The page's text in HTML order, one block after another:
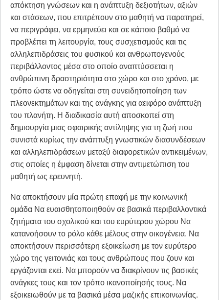
απόκτηση γνώσεων και η ανάπτυξη δεξιοτήτων, αξιών
και στάσεων, που επιτρέπουν στο μαθητή να παρατηρεί,
να περιγράφει, να ερμηνεύει και σε κάποιο βαθμό να
προβλέπει τη λειτουργία, τους συσχετισμούς και τις
αλληλεπιδράσεις του φυσικού και ανθρωπογενούς
περιβάλλοντος μέσα στο οποίο αναπτύσσεται η
ανθρώπινη δραστηριότητα στο χώρο και στο χρόνο, με
τρόπο ώστε να οδηγείται στη συνειδητοποίηση των
πλεονεκτημάτων και της ανάγκης για αειφόρο ανάπτυξη
του πλανήτη. Η διαδικασία αυ­τή αποσκοπεί στη
δημιουργία μιας σφαιρικής αντίληψης για τη ζωή που
συνιστά κυρίως την ανάπτυξη γνωστικών διασυνδέσεων
και αλληλεπιδράσεων μεταξύ διαφορετικών αντικειμένων,
στις οποίες η έμφαση δίνεται στην αντιμετώπιση του
μαθητή ως ερευνητή.
Να αποκτήσουν μία πρώτη επαφή με την κοινωνική
ομάδα Να ευαισθητοποιηθούν σε βασικά περιβαλλοντικά
ζητήματα του σχολικού κα­ι του ευρύτερου χώρου Να
κατανοήσουν το ρόλο κάθε μέλους στην οικογένεια. Να
αποκτήσουν περισσότερη εξοικείωση με τον ευρύτερο
χώρο της γειτονιάς και τους ανθρώπους που ζουν και
εργάζονται εκεί. Να μπορούν να διακρίνουν τις βασικές
ανάγκες τους και τον τρόπο ικανοποίησής τους. Να
εξοικειωθούν με τα βασικά μέσα μαζικής επικοινωνίας.